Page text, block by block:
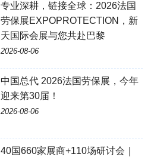
专业深耕，链接全球：2026法国
劳保展EXPOPROTECTION，新
天国际会展与您共赴巴黎
2026-08-06
中国总代 2026法国劳保展，今年
迎来第30届！
2026-08-06
40国660家展商+110场研讨会｜